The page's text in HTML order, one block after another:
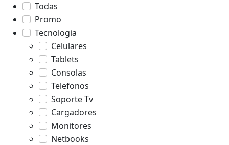
Todas
Promo
Tecnologia
Celulares
Tablets
Consolas
Telefonos
Soporte Tv
Cargadores
Monitores
Netbooks